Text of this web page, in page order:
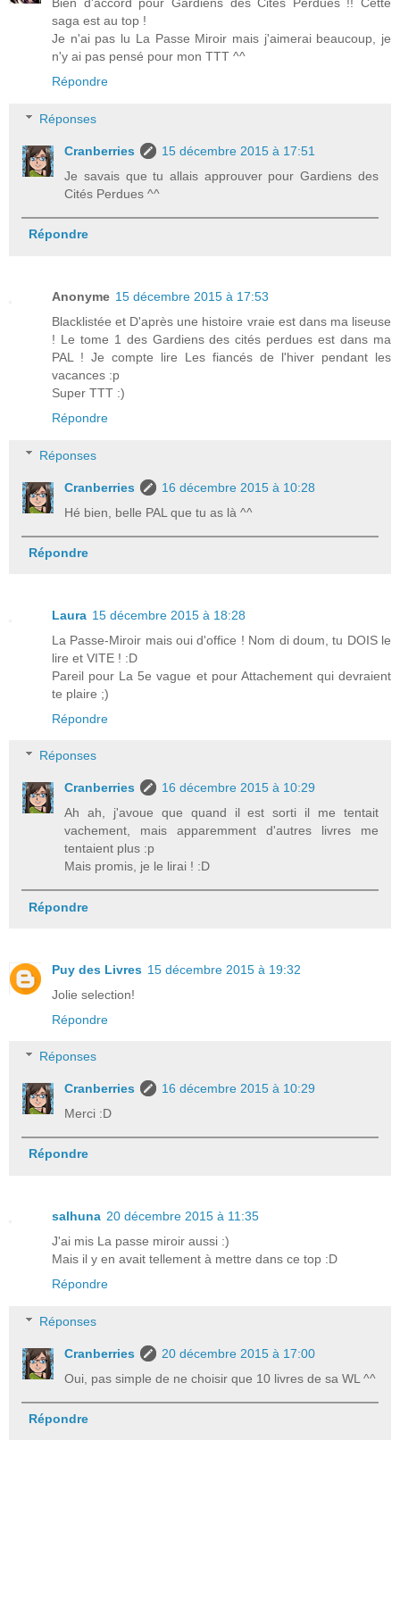
Bien d'accord pour Gardiens des Cités Perdues !! Cette
saga est au top !
Je n'ai pas lu La Passe Miroir mais j'aimerai beaucoup, je
n'y ai pas pensé pour mon TTT ^^
Répondre
Réponses
Cranberries
15 décembre 2015 à 17:51
Je savais que tu allais approuver pour Gardiens des
Cités Perdues ^^
Répondre
Anonyme 15 décembre 2015 à 17:53
Blacklistée et D'après une histoire vraie est dans ma liseuse
! Le tome 1 des Gardiens des cités perdues est dans ma
PAL ! Je compte lire Les fiancés de l'hiver pendant les
vacances :p
Super TTT :)
Répondre
Réponses
Cranberries
16 décembre 2015 à 10:28
Hé bien, belle PAL que tu as là ^^
Répondre
Laura 15 décembre 2015 à 18:28
La Passe-Miroir mais oui d'office ! Nom di doum, tu DOIS le
lire et VITE ! :D
Pareil pour La 5e vague et pour Attachement qui devraient
te plaire ;)
Répondre
Réponses
Cranberries
16 décembre 2015 à 10:29
Ah ah, j'avoue que quand il est sorti il me tentait
vachement, mais apparemment d'autres livres me
tentaient plus :p
Mais promis, je le lirai ! :D
Répondre
Puy des Livres 15 décembre 2015 à 19:32
Jolie selection!
Répondre
Réponses
Cranberries
16 décembre 2015 à 10:29
Merci :D
Répondre
salhuna 20 décembre 2015 à 11:35
J'ai mis La passe miroir aussi :)
Mais il y en avait tellement à mettre dans ce top :D
Répondre
Réponses
Cranberries
20 décembre 2015 à 17:00
Oui, pas simple de ne choisir que 10 livres de sa WL ^^
Répondre